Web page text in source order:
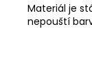
Materiál je
nepouští